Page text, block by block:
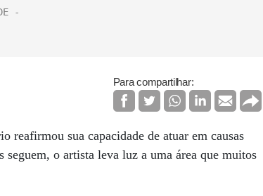
Para compartilhar:
sua capacidade de atuar em causas
o artista leva luz a uma área que muitos